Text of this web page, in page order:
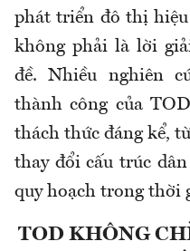
phát triển đô thị
không phải là lời
đề. Nhiều nghiên
thành công của
thách thức đáng kể,
thay đổi cấu trúc
quy hoạch trong thời
TOD KHÔNG